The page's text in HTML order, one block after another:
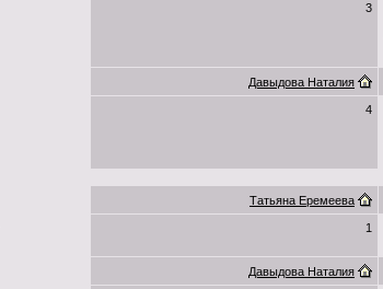
3
Давыдова Наталия
4
Татьяна Еремеева
1
Давыдова Наталия